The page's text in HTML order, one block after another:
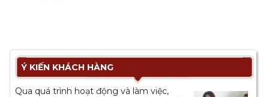
Ý KIẾN KHÁCH HÀNG
Qua quá trình hoạt động và làm việc,